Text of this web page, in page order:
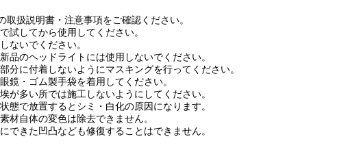
取扱説明書・注意事項をご確認ください。
試してから使用してください。
ないでください。
品のヘッドライトには使用しないでください。
分に付着しないようにマスキングを行ってください。
鏡・ゴム製手袋を着用してください。
が多い所では施工しないようにしてください。
態で放置するとシミ・白化の原因になります。
材自体の変色は除去できません。
できた凹凸なども修復することはできません。